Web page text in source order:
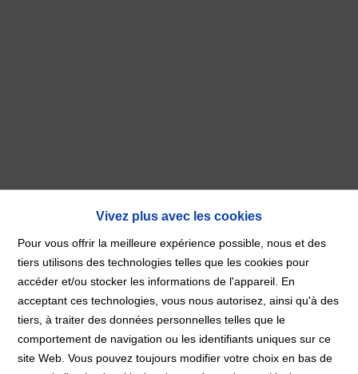
Vivez plus avec les cookies
Pour vous offrir la meilleure expérience possible, nous et des
tiers utilisons des technologies telles que les cookies pour
accéder et/ou stocker les informations de l'appareil. En
acceptant ces technologies, vous nous autorisez, ainsi qu'à des
tiers, à traiter des données personnelles telles que le
comportement de navigation ou les identifiants uniques sur ce
site Web. Vous pouvez toujours modifier votre choix en bas de
***SOUS COMPROMIS***
Accueil À Vendre
***SOUS
COMPROMIS***